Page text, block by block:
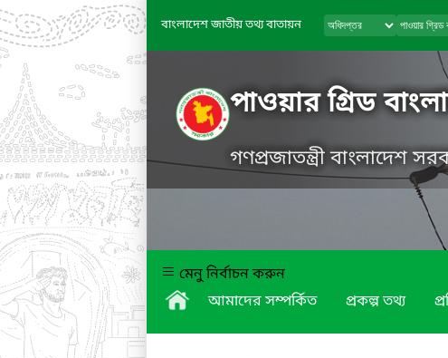
বাংলাদেশ জাতীয় তথ্য বাতায়ন
পাওয়ার গ্রিড
গণপ্রজাতন্ত্রী বাংলাদেশ
মেনু নির্বাচন করুন
আমাদের সম্পর্কিত
প্রকল্প তথ্য